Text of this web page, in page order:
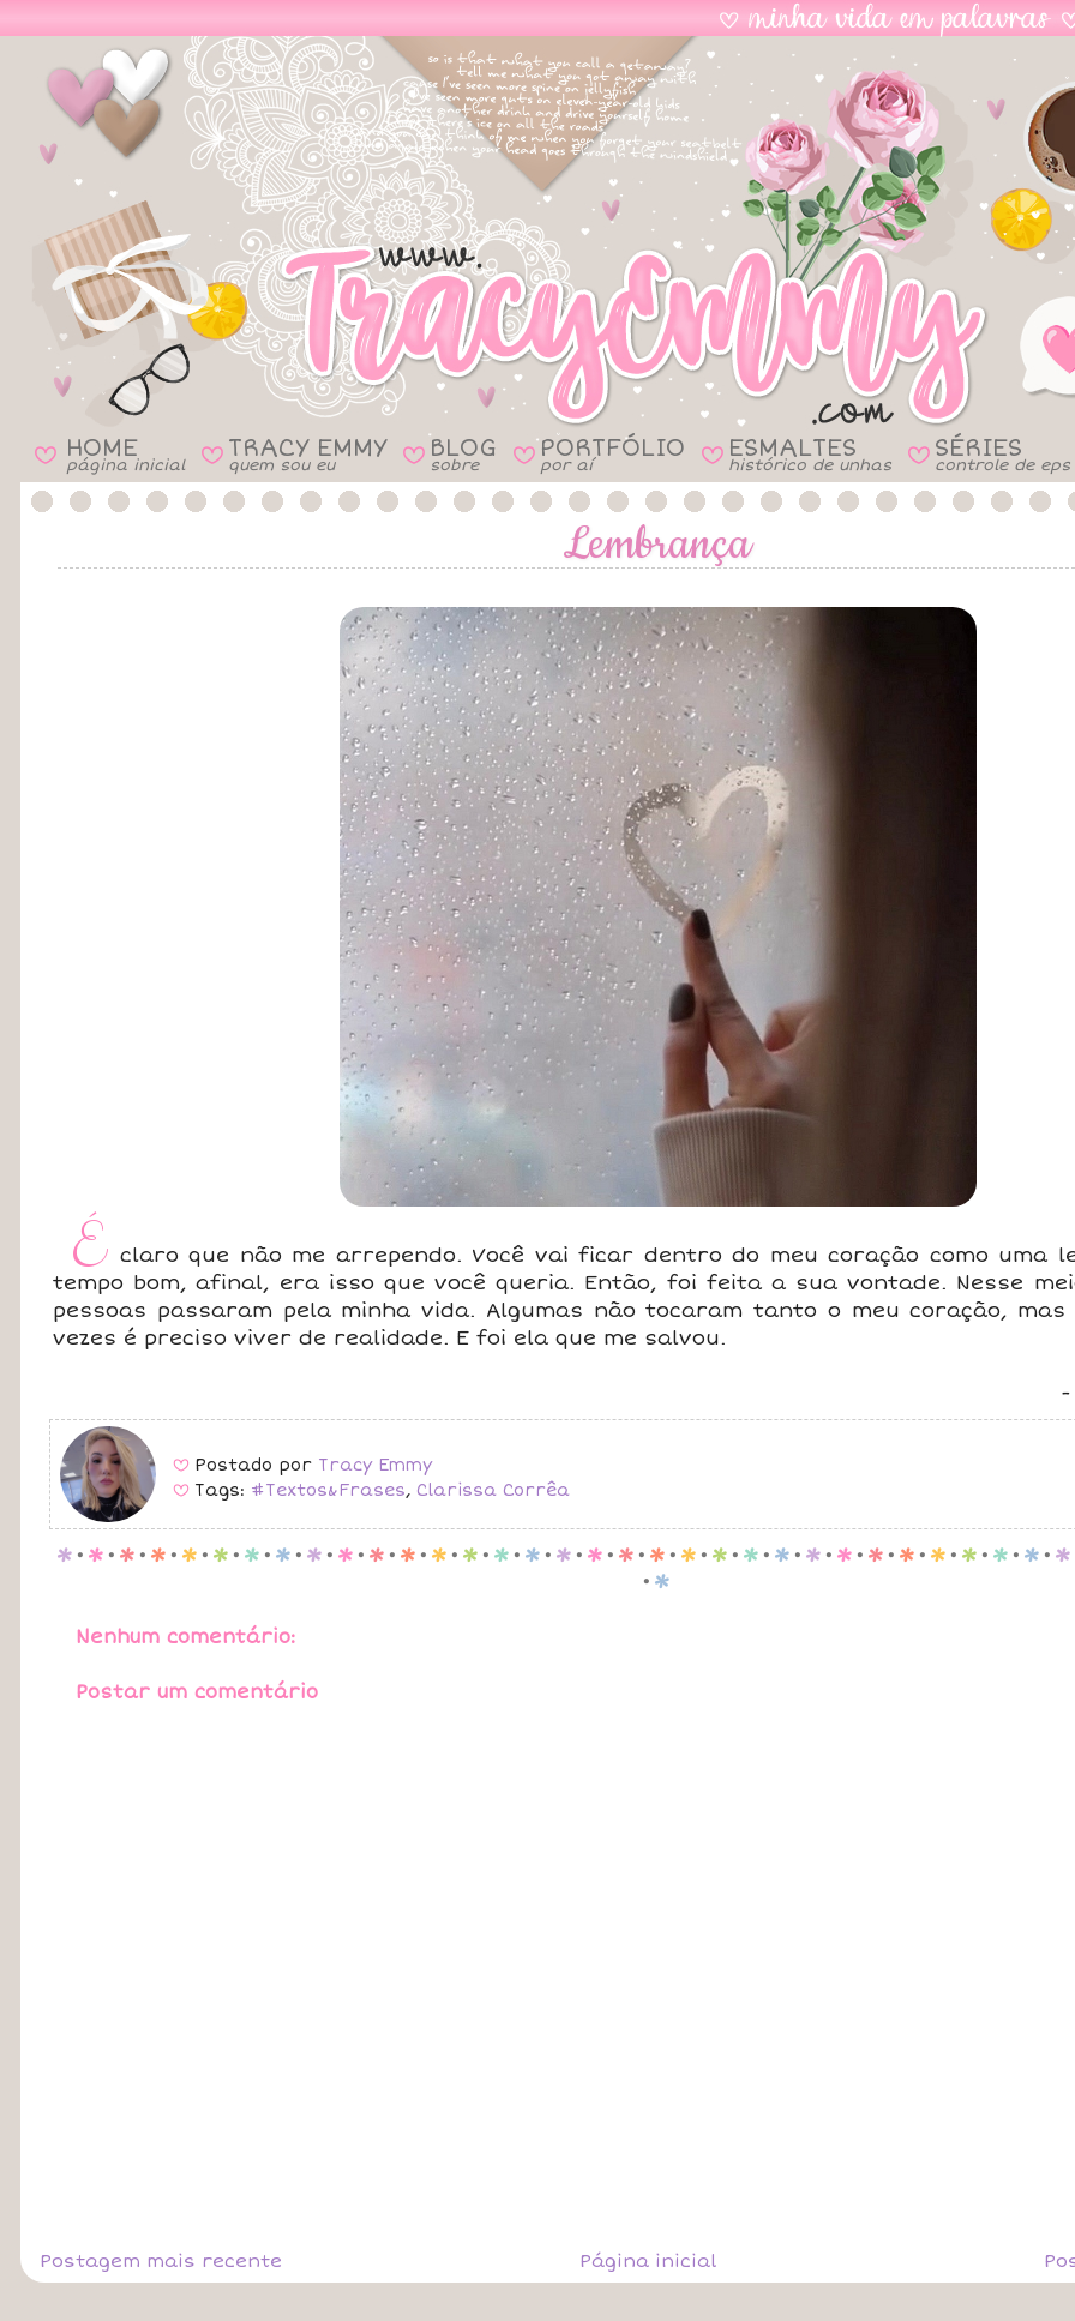
B HOME
página inicial B TRACY EMMY
quem sou eu B BLOG
sobre B PORTFÓLIO
por aí B ESMALTES
histórico de unhas B SÉRIES
controle de eps
Lembrança
É claro que não me arrependo. Você vai ficar dentro do meu coração como uma
tempo bom, afinal, era isso que você queria. Então, foi feita a sua vontade. Nesse
pessoas passaram pela minha vida. Algumas não tocaram tanto o meu coração,
vezes é preciso viver de realidade. E foi ela que me salvou.
-
B Postado por Tracy Emmy
B Tags: #Textos&Frases, Clarissa Corrêa
p . p . p . p . p . p . p . p . p . p . p . p . p . p . p . p . p . p . p . p . p . p . p . p . p . p . p . p . p . p . p . p . p
. p
Nenhum comentário:
Postar um comentário
Postagem mais recente Página inicial